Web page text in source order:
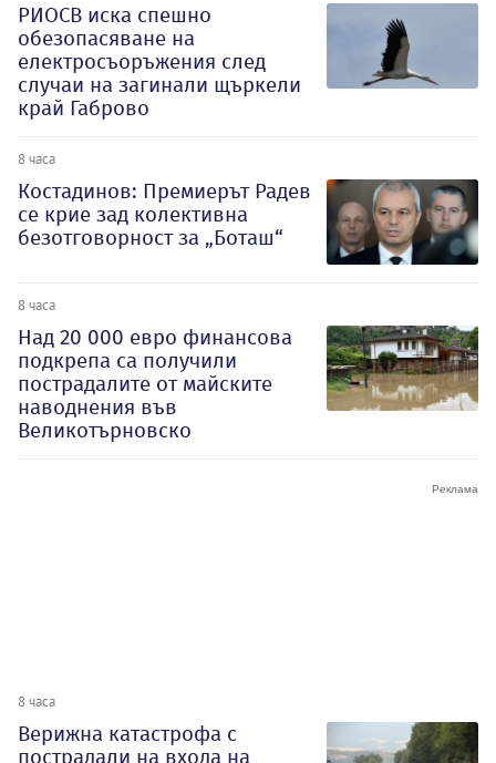
РИОСВ иска спешно
обезопасяване на
електросъоръжения след
случаи на загинали щъркели
край Габрово
8 часа
Костадинов: Премиерът Радев
се крие зад колективна
безотговорност за „Боташ“
8 часа
Над 20 000 евро финансова
подкрепа са получили
пострадалите от майските
наводнения във
Великотърновско
8 часа
Верижна катастрофа с
пострадали на входа на